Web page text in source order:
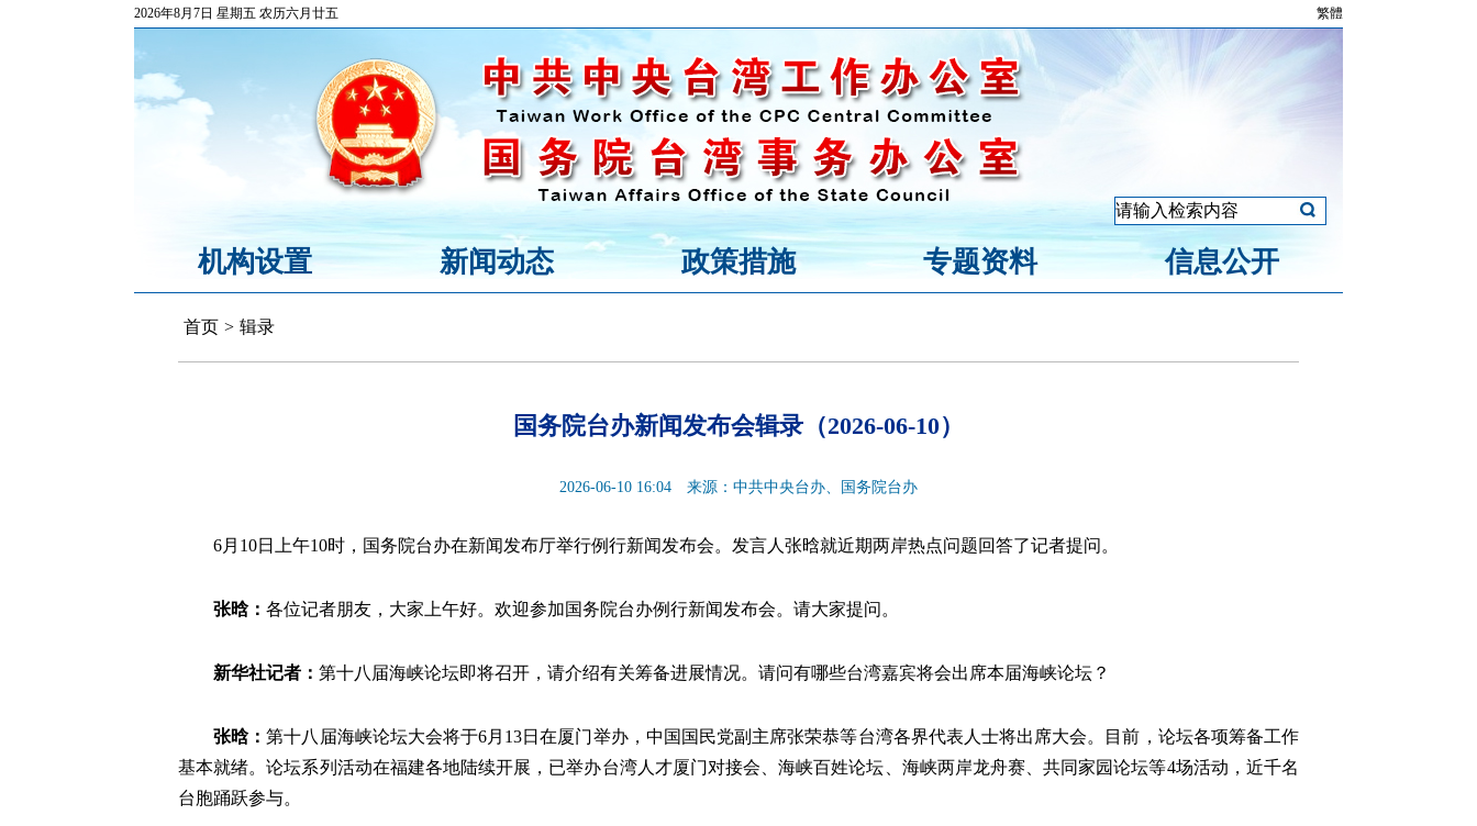
2026年8月7日 星期五 农历六月廿五 繁體
机构设置 新闻动态 政策措施 专题资料 信息公开
首页 > 辑录
国务院台办新闻发布会辑录（2026-06-10）
2026-06-10 16:04 来源：中共中央台办、国务院台办
6月10日上午10时，国务院台办在新闻发布厅举行例行新闻发布会。发言人张晗就近期两岸热点问题回答了记者提问。
张晗： 各位记者朋友，大家上午好。欢迎参加国务院台办例行新闻发布会。请大家提问。
新华社记者： 第十八届海峡论坛即将召开，请介绍有关筹备进展情况。请问有哪些台湾嘉宾将会出席本届海峡论坛？
张晗：第十八届海峡论坛大会将于6月13日在厦门举办，中国国民党副主席张荣恭等台湾各界代表人士将出席大会。目前，论坛各项筹备工作
基本就绪。论坛系列活动在福建各地陆续开展，已举办台湾人才厦门对接会、海峡百姓论坛、海峡两岸龙舟赛、共同家园论坛等4场活动，近千名
台胞踊跃参与。